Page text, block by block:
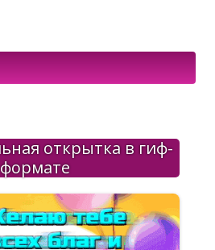
открытка в гиф-
формате